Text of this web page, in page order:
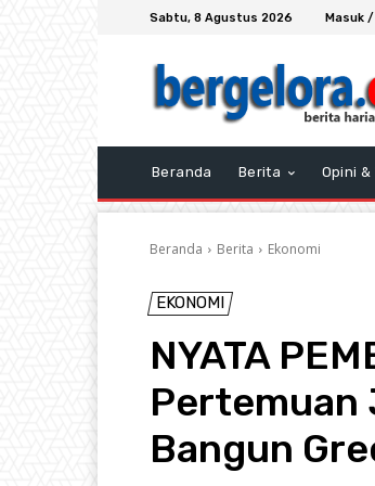
Sabtu, 8 Agustus 2026 Masuk
Beranda Berita Opini &
Beranda Berita Ekonomi
EKONOMI
NYATA
Pertemuan
Bangun